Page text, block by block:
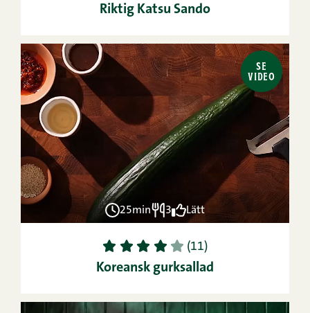
Riktig Katsu Sando
SE
VIDEO
25min 3 Lätt
1 2 3 4 5 (11)
Koreansk gurksallad